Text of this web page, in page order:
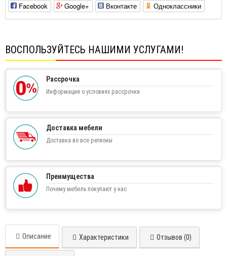
Facebook Google+ Вконтакте Одноклассники
ВОСПОЛЬЗУЙТЕСЬ НАШИМИ УСЛУГАМИ!
Рассрочка
Информация о условиях рассрочки
Доставка мебели
Доставка во все регионы
Преимущества
Почему мебель покупают у нас
Описание Характеристики Отзывов (0)